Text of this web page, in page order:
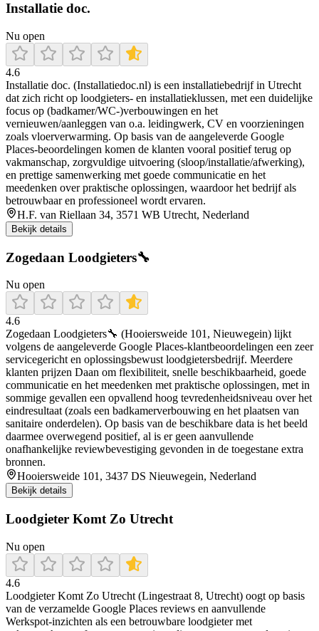
Installatie doc.
Nu open
4.6
Installatie doc. (Installatiedoc.nl) is een installatiebedrijf in Utrecht
dat zich richt op loodgieters- en installatieklussen, met een duidelijke
focus op (badkamer/WC-)verbouwingen en het
vernieuwen/aanleggen van o.a. leidingwerk, CV en voorzieningen
zoals vloerverwarming. Op basis van de aangeleverde Google
Places-beoordelingen komen de klanten vooral positief terug op
vakmanschap, zorgvuldige uitvoering (sloop/installatie/afwerking),
en prettige samenwerking met goede communicatie en het
meedenken over praktische oplossingen, waardoor het bedrijf als
betrouwbaar en professioneel wordt ervaren.
H.F. van Riellaan 34, 3571 WB Utrecht, Nederland
Bekijk details
Zogedaan Loodgieters🔧
Nu open
4.6
Zogedaan Loodgieters🔧 (Hooiersweide 101, Nieuwegein) lijkt
volgens de aangeleverde Google Places-klantbeoordelingen een zeer
servicegericht en oplossingsbewust loodgietersbedrijf. Meerdere
klanten prijzen Daan om flexibiliteit, snelle beschikbaarheid, goede
communicatie en het meedenken met praktische oplossingen, met in
sommige gevallen een opvallend hoog tevredenheidsniveau over het
eindresultaat (zoals een badkamerverbouwing en het plaatsen van
sanitaire onderdelen). Op basis van de beschikbare data is het beeld
daarmee overwegend positief, al is er geen aanvullende
onafhankelijke reviewbevestiging gevonden in de toegestane extra
bronnen.
Hooiersweide 101, 3437 DS Nieuwegein, Nederland
Bekijk details
Loodgieter Komt Zo Utrecht
Nu open
4.6
Loodgieter Komt Zo Utrecht (Lingestraat 8, Utrecht) oogt op basis
van de verzamelde Google Places reviews en aanvullende
Werkspot-inzichten als een betrouwbare loodgieter met